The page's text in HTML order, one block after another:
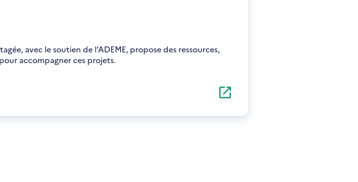
avec le soutien de l’ADEME, propose des ressources,
accompagner ces projets.